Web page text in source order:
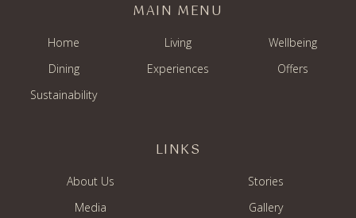
MAIN MENU
Home Living
Wellbeing
Dining
Experiences
Offers
Sustainability
LINKS
About Us
Stories
Media
Gallery